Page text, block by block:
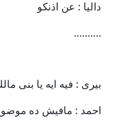
داليا : عن اذنكو
..........
بيرى : فيه ايه يا بنى
احمد : مافيش ده